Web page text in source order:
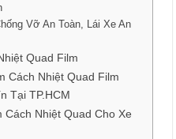
Vỡ An Toàn, Lái Xe An
Quad Film
Cách Nhiệt Quad Film
Tại TP.HCM
Nhiệt Quad Cho Xe